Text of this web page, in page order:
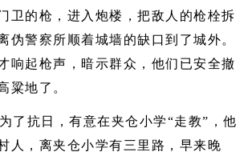
卫的枪，进入炮楼，把敌人的枪栓拆
伪警察所顺着城墙的缺口到了城外。
响起枪声，暗示群众，他们已安全撤
粱地了。
了抗日，有意在夹仓小学“走教”，他
人，离夹仓小学有三里路，早来晚